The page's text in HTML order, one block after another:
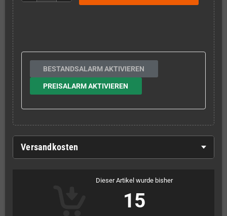
BESTANDSALARM AKTIVIEREN
PREISALARM AKTIVIEREN
Versandkosten
Dieser Artikel wurde bisher
15